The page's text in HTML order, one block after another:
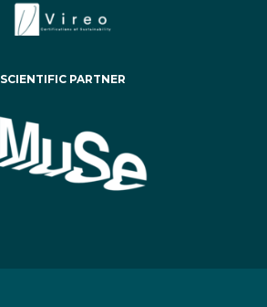
SCIENTIFIC PARTNER